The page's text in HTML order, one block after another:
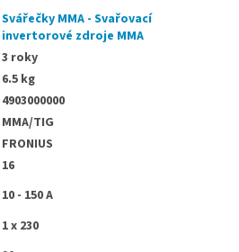
Svářečky MMA - Svařovací
invertorové zdroje MMA
3 roky
6.5 kg
4903000000
MMA/TIG
FRONIUS
16
10 - 150 A
1 x 230